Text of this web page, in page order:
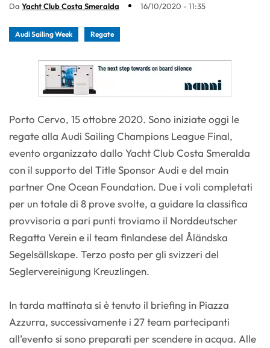
Da Yacht Club Costa Smeralda 16/10/2020 - 11:35
Audi Sailing Week Regate
Porto Cervo, 15 ottobre 2020. Sono iniziate oggi le
regate alla Audi Sailing Champions League Final,
evento organizzato dallo Yacht Club Costa Smeralda
con il supporto del Title Sponsor Audi e del main
partner One Ocean Foundation. Due i voli completati
per un totale di 8 prove svolte, a guidare la classifica
provvisoria a pari punti troviamo il Norddeutscher
Regatta Verein e il team finlandese del Åländska
Segelsällskape. Terzo posto per gli svizzeri del
Seglervereinigung Kreuzlingen.
In tarda mattinata si è tenuto il briefing in Piazza
Azzurra, successivamente i 27 team partecipanti
all’evento si sono preparati per scendere in acqua. Alle